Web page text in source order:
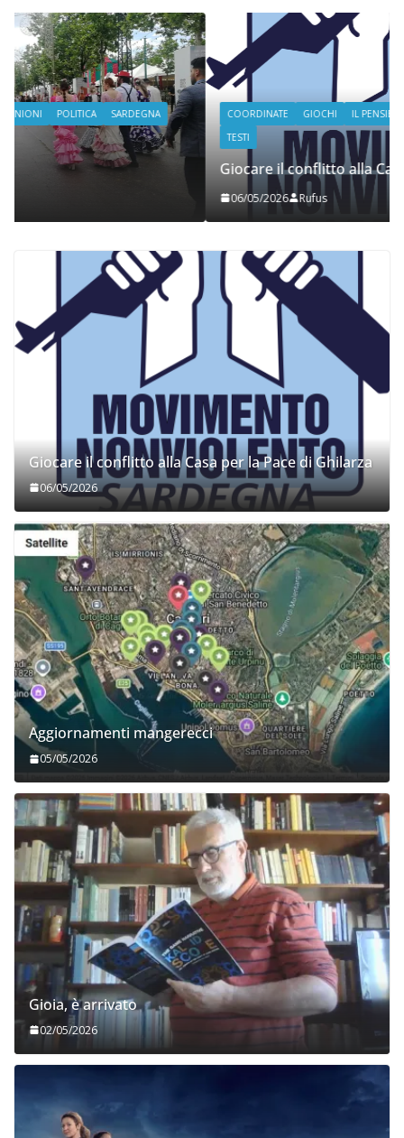
COORDINATE GIOCHI IL PENSIERO POLITICA
SEGNALAZIONI
TESTI
Giocare il conflitto alla Casa per la Pace di Ghilarza
Giocare il conflitto alla Casa per la Pace di Ghilarza
06/05/2026
Aggiornamenti mangerecci
05/05/2026
Gioia, è arrivato
02/05/2026